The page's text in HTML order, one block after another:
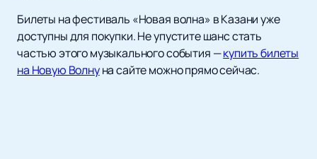
Билеты на фестиваль «Новая волна» в Казани уже
доступны для покупки. Не упустите шанс стать
частью этого музыкального события —купить билеты
на Новую Волнуна сайте можно прямо сейчас.